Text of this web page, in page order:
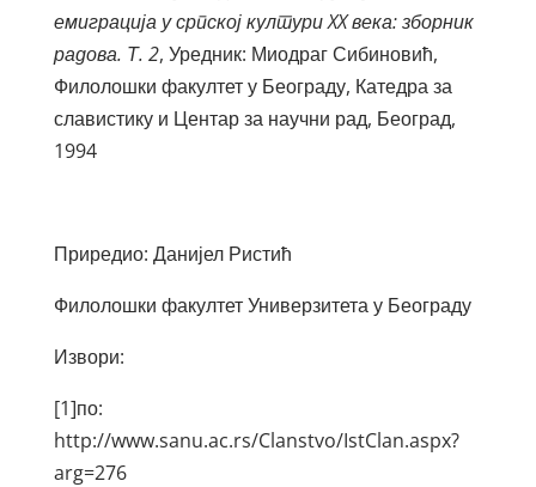
емиграција у српској културиXXвека: зборник
радова. Т. 2, Уредник: Миодраг Сибиновић,
Филолошки факултет у Београду, Катедра за
славистику и Центар за научни рад, Београд,
1994
Приредио: Данијел Ристић
Филолошки факултет Универзитета у Београду
Извори:
[1]по:
http://www.sanu.ac.rs/Clanstvo/IstClan.aspx?
arg=276